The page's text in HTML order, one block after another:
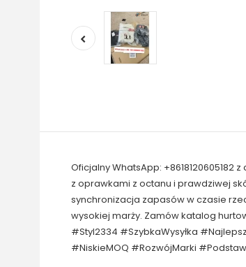
Oficjalny WhatsApp:
z oprawkami z octanu i prawdziwej
synchronizacja zapasów w czasie
wysokiej marży. Zamów katalog
#Styl2334 #SzybkaWysyłka
#NiskieMOQ #RozwójMarki